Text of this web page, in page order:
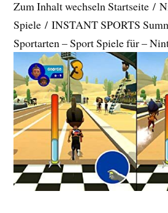
Zum Inhalt wechseln Startseite /
Spiele / INSTANT SPORTS
Sportarten – Sport Spiele für –